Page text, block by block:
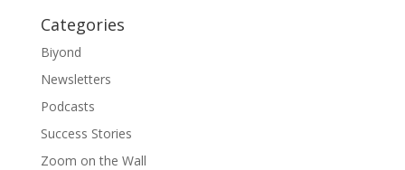
Categories
Biyond
Newsletters
Podcasts
Success Stories
Zoom on the Wall